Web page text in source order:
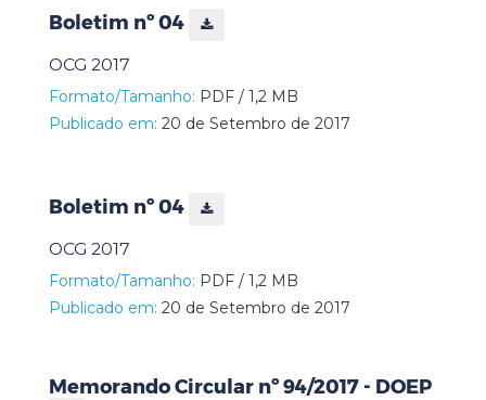
Boletim nº 04
OCG 2017
Formato/Tamanho: PDF / 1,2 MB
Publicado em: 20 de Setembro de 2017
Boletim nº 04
OCG 2017
Formato/Tamanho: PDF / 1,2 MB
Publicado em: 20 de Setembro de 2017
Memorando Circular nº 94/2017 - DOEP